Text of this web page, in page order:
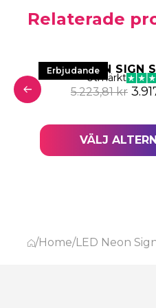
Relaterade
priset var: 3.367,45 kr.
priset är:
Erbjudande
LED NEON SIGN
Utmärkt
5.223,81kr Det
VÄLJ
/Home/LED Neon